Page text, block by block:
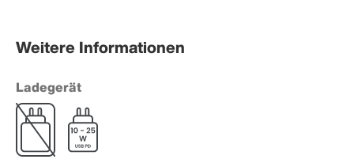
Weitere Informationen
Ladegerät